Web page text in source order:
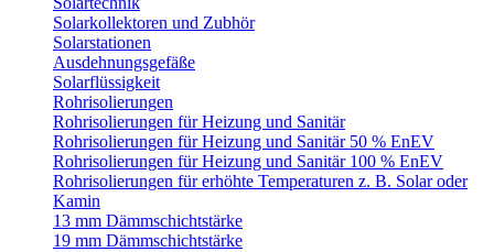
Solarkollektoren und Zubhör
Solarstationen
Ausdehnungsgefäße
Solarflüssigkeit
Rohrisolierungen
Rohrisolierungen für Heizung und Sanitär
Rohrisolierungen für Heizung und Sanitär 50 % EnEV
Rohrisolierungen für Heizung und Sanitär 100 % EnEV
Rohrisolierungen für erhöhte Temperaturen z. B. Solar oder
Kamin
13 mm Dämmschichtstärke
19 mm Dämmschichtstärke